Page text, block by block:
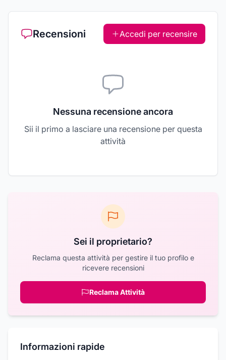
Recensioni Accedi per recensire
Nessuna recensione ancora
Sii il primo a lasciare una recensione per questa
attività
Sei il proprietario?
Reclama questa attività per gestire il tuo profilo e
ricevere recensioni
Reclama Attività
Informazioni rapide